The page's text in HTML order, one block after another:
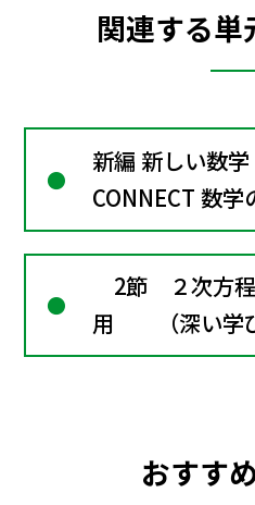
関連する単
新編 新しい数
CONNECT 数
2節 ２次方
用 （深い学
をつくろう
おすす